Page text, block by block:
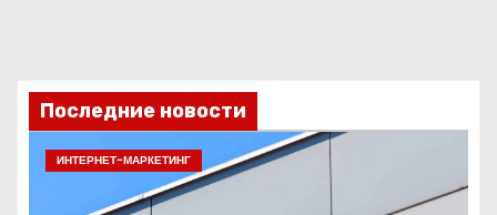
Последние новости
ИНТЕРНЕТ-МАРКЕТИНГ